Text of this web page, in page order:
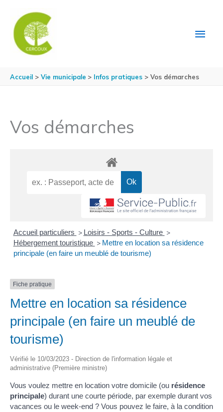
Accueil Vie municipale Infos pratiques Vos démarches
Vos démarches
Accueil particuliers > Loisirs - Sports - Culture >
Hébergement touristique > Mettre en location sa résidence
principale (en faire un meublé de tourisme)
Fiche pratique
Mettre en location sa résidence
principale (en faire un meublé de
tourisme)
Vérifié le 10/03/2023 - Direction de l'information légale et
administrative (Première ministre)
Vous voulez mettre en location votre domicile (ou résidence
principale) durant une courte période, par exemple durant vos
vacances ou le week-end ? Vous pouvez le faire, à la condition